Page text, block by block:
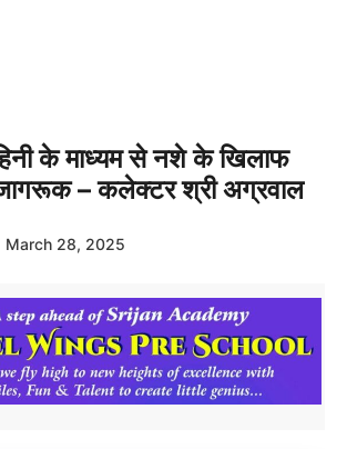
के माध्यम से नशे के खिलाफ
– कलेक्टर श्री अग्रवाल
March 28, 2025